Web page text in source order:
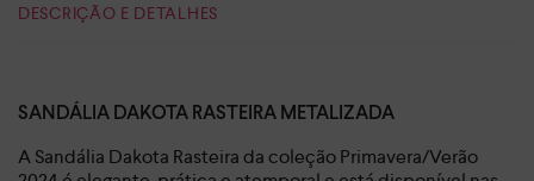
DESCRIÇÃO E DETALHES
SANDÁLIA DAKOTA RASTEIRA METALIZADA
A Sandália Dakota Rasteira da coleção Primavera/Verão